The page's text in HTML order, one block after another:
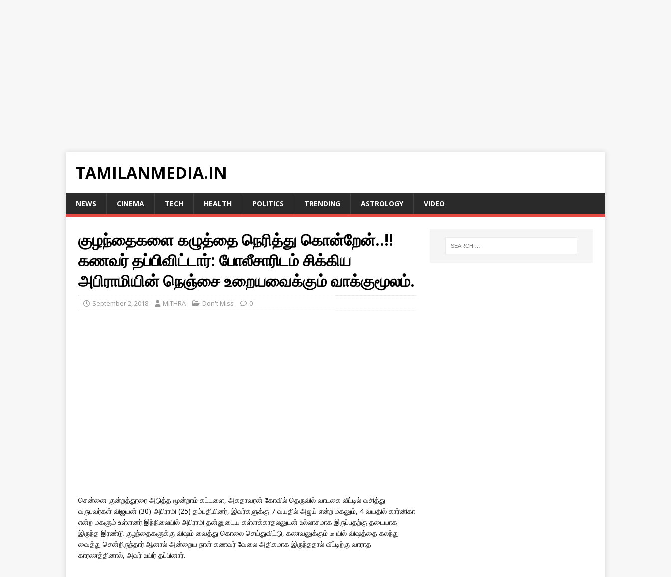
TAMILANMEDIA.IN
NEWS CINEMA TECH HEALTH POLITICS TRENDING ASTROLOGY VIDEO
குழந்தைகளை கழுத்தை நெரித்து கொன்றேன்..!!
கணவர் தப்பிவிட்டார்: போலீசாரிடம் சிக்கிய
அபிராமியின் நெஞ்சை உறையவைக்கும் வாக்குமூலம்.
September 2, 2018 MITHRA Don't Miss 0
சென்னை குன்றத்தூரை அடுத்த மூன்றாம் கட்டளை, அகதாவரன் கோவில் தெருவில் வாடகை வீட்டில் வசித்து
வருபவர்கள் விஜயன் (30)-அபிராமி (25) தம்பதியினர், இவர்களுக்கு 7 வயதில் அஜய் என்ற மகனும், 4 வயதில் கார்னிகா
என்ற மகளும் உள்ளனர்.இந்நிலையில் அபிராமி தன்னுடைய கள்ளக்காதலனுடன் உல்லாசமாக இருப்பதற்கு தடையாக
இருந்த இரண்டு குழந்தைகளுக்கு விஷம் வைத்து கொலை செய்துவிட்டு, கணவனுக்கும் டீ-யில் விஷத்தை கலந்து
வைத்து சென்றிருந்தார்.ஆனால் அன்றைய நாள் கணவர் வேலை அதிகமாக இருந்ததால் வீட்டிற்கு வாராத
காரணத்தினால், அவர் உயிர் தப்பினார்.